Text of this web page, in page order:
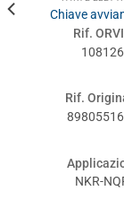
Chiave
Rif.
108126
Rif.
NKR-